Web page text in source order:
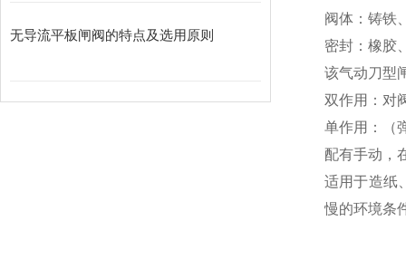
无导流平板闸阀的特点及选用原则
阀体：铸铁
密封：橡胶
该气动刀型
双作用：对
单作用：（
配有手动，
适用于造纸
慢的环境条